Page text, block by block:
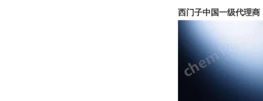
西门子中国一级代理商